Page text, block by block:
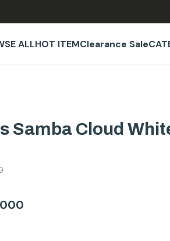
ALLHOT ITEMClearance Sale
Samba Cloud